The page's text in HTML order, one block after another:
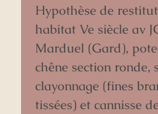
Hypothèse de
habitat Ve siècle av
Marduel (Gard),
chêne section ronde,
clayonnage (fines
tissées) et cannisse